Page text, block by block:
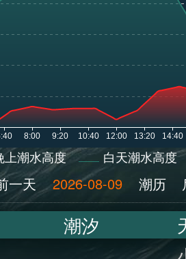
上潮水高度 白天潮水高度
一天 2026-08-09 潮历
潮汐